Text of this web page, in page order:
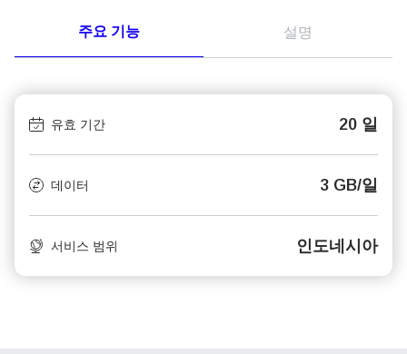
주요 기능 설명
유효 기간 20 일
데이터 3 GB/일
서비스 범위 인도네시아